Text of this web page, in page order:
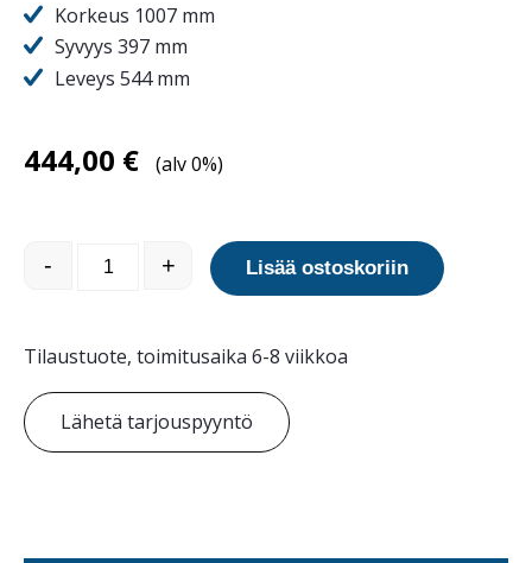
Korkeus 1007 mm
Syvyys 397 mm
Leveys 544 mm
444,00 € (alv 0%)
Nexus 100 yleisroska-astia määrä
- + Lisää ostoskoriin
Tilaustuote, toimitusaika 6-8 viikkoa
Lähetä tarjouspyyntö